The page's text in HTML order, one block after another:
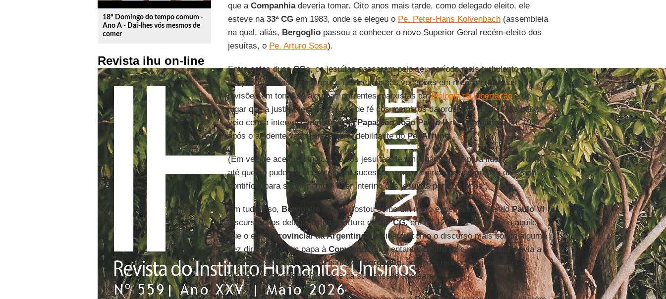
18º Domingo do tempo comum -
Ano A - Dai-lhes vós mesmos de
comer
Revista ihu on-line
que a Companhiadeveria tomar. Oito anos mais tarde, como delegado eleito, ele
esteve na33ª CGem 1983, onde se elegeu o Pe. Peter-Hans Kolvenbach(assembleia
na qual, aliás, Bergogliopassou a conhecer o novo Superior Geral recém-eleito dos
jesuítas, o Pe. Arturo Sosa).
Entre estas duasCGs, os jesuítas passaram pelo seu período mais turbulento em
tempos modernos, uma época de declínio nas vocações em meio a profundas
divisões em torno de algumas correntes marxistas daTeologia da Libertaçãoe do
lugar que a justiça tem na missão de fé dos membros da ordem. O ponto mais baixo
veio com a intervenção notável doPapa São João Paulo IInaCompanhiaem 1981
após o acidente vascular cerebral debilitante doPe. Arrupe.
(Em vez de aceitar a indicação dos jesuítas de um vigário-geral para liderar a ordem
até que se pudesse encontrar um sucessor, o papa nomeou o seu próprio delegado
pontifício para servir como o líder interino dos jesuítas por dois anos.)
Em tudo isso, Bergoglio não se postou como um mero espectador. QuandoPaulo VI
discursou aos delegados na abertura da
32ª CG, em 03-12-2974, ele proferiu aquilo
que o então
provincial da Argentinaconsiderou como o discurso mais bonito alguma
vez dirigido por um papa à Companhia . No entanto, dentro da carta de amor havia a
dura inquietação, compartilhada porBergoglio, de que a renovação jesuíta os
distanciara da sua identidade e da sua missão nucleares.